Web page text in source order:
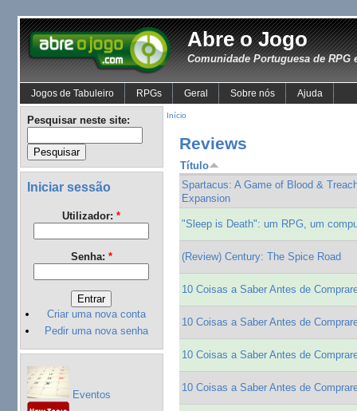
Abre o Jogo
Comunidade Portuguesa de RPG
Jogos de Tabuleiro RPGs Geral Sobre nós Ajuda
Pesquisar neste site:
Iniciar sessão
Utilizador: *
Senha: *
Criar uma nova conta
Pedir uma nova senha
Eventos
Início
Reviews
Título
Spartacus: A Game of Blood &
Expansion
"Sleep is Death": um RPG, um
(Review) Century: The Spice Road
10 Coisas a Saber Antes de
10 Coisas a Saber Antes de
10 Coisas a Saber Antes de
10 Coisas a Saber Antes de